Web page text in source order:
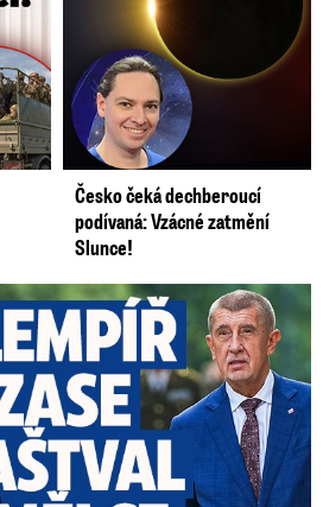
Česko čeká dechberoucí
podívaná: Vzácné zatmění
Slunce!
nepřijatelné.“